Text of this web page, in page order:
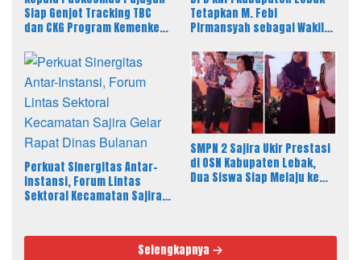
Siap Genjot Tracking TBC
dan CKG Program Kemenkes
Tetapkan M. Febi
Pirmansyah sebagai Wakil
Amanah Besar
Perkuat Sinergitas Antar-
Instansi, Forum Lintas
Sektoral Kecamatan Sajira
SMPN 2 Sajira Ukir Prestasi
di OSN Kabupaten Lebak,
Dua Siswa Siap Melaju ke
Selengkapnya